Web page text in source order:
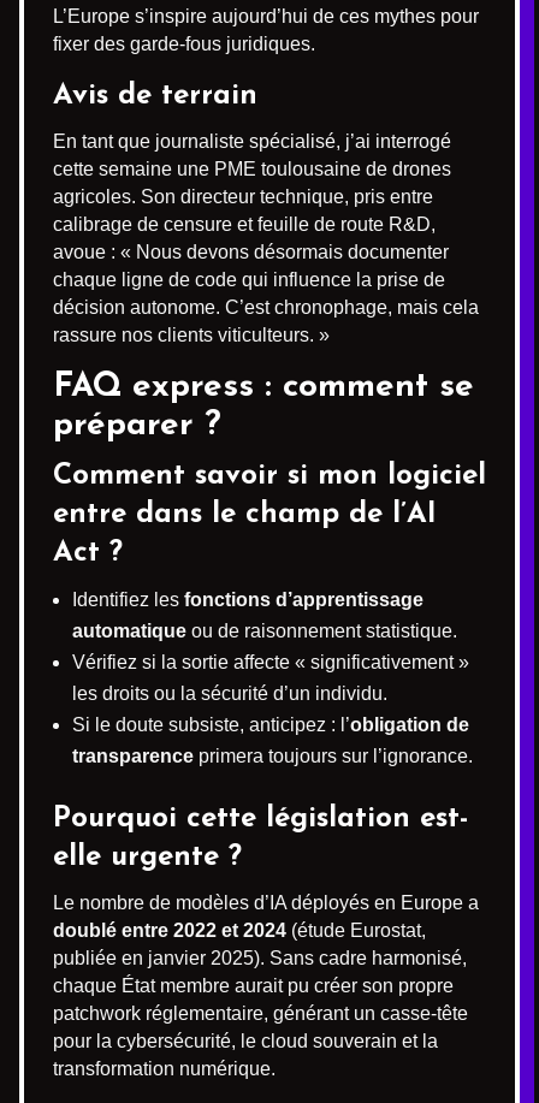
L’Europe s’inspire aujourd’hui de ces mythes pour
fixer des garde-fous juridiques.
Avis de terrain
En tant que journaliste spécialisé, j’ai interrogé
cette semaine une PME toulousaine de drones
agricoles. Son directeur technique, pris entre
calibrage de censure et feuille de route R&D,
avoue : « Nous devons désormais documenter
chaque ligne de code qui influence la prise de
décision autonome. C’est chronophage, mais cela
rassure nos clients viticulteurs. »
FAQ express : comment se
préparer ?
Comment savoir si mon logiciel
entre dans le champ de l’AI
Act ?
Identifiez les fonctions d’apprentissage
automatique ou de raisonnement statistique.
Vérifiez si la sortie affecte « significativement »
les droits ou la sécurité d’un individu.
Si le doute subsiste, anticipez : l’obligation de
transparence primera toujours sur l’ignorance.
Pourquoi cette législation est-
elle urgente ?
Le nombre de modèles d’IA déployés en Europe a
doublé entre 2022 et 2024 (étude Eurostat,
publiée en janvier 2025). Sans cadre harmonisé,
chaque État membre aurait pu créer son propre
patchwork réglementaire, générant un casse-tête
pour la cybersécurité, le cloud souverain et la
transformation numérique.